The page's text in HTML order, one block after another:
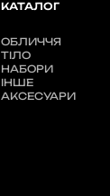
КАТАЛОГ
ОБЛИЧЧЯ
ТІЛО
НАБОРИ
ІНШЕ
АКСЕСУАРИ